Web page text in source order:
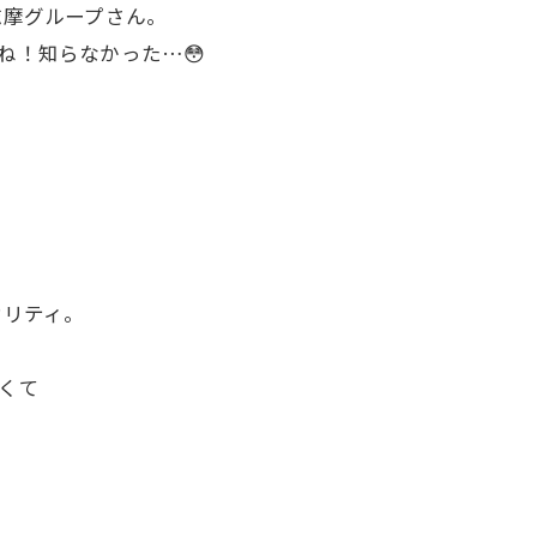
グループさん。
！知らなかった…😳
ティ。
て